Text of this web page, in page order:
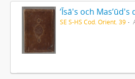
ʼĪsā's och Masʼūd's
SE S-HS Cod. Orient. 39